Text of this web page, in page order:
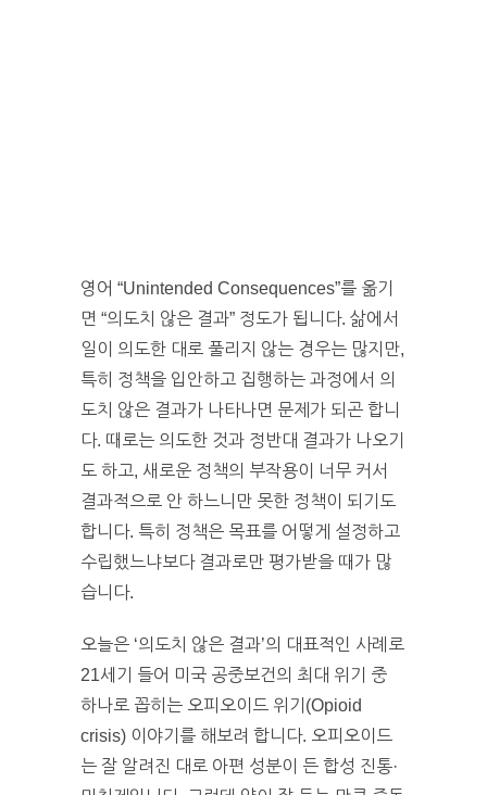
영어 “Unintended Consequences”를 옮기
면 “의도치 않은 결과” 정도가 됩니다. 삶에서
일이 의도한 대로 풀리지 않는 경우는 많지만,
특히 정책을 입안하고 집행하는 과정에서 의
도치 않은 결과가 나타나면 문제가 되곤 합니
다. 때로는 의도한 것과 정반대 결과가 나오기
도 하고, 새로운 정책의 부작용이 너무 커서
결과적으로 안 하느니만 못한 정책이 되기도
합니다. 특히 정책은 목표를 어떻게 설정하고
수립했느냐보다 결과로만 평가받을 때가 많
습니다.
오늘은 ‘의도치 않은 결과’의 대표적인 사례로
21세기 들어 미국 공중보건의 최대 위기 중
하나로 꼽히는 오피오이드 위기(Opioid
crisis) 이야기를 해보려 합니다. 오피오이드
는 잘 알려진 대로 아편 성분이 든 합성 진통·